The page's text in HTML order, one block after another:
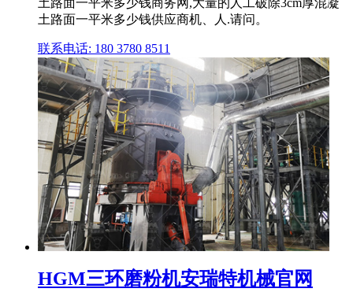
土路面一平米多少钱供应商机、人.请问。
联系电话: 180 3780 8511
HGM三环磨粉机安瑞特机械官网